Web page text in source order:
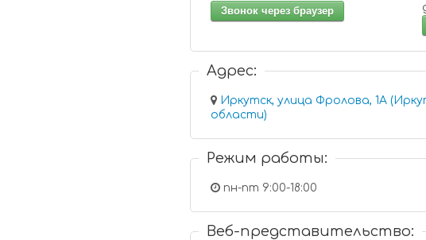
Звонок через браузер
Адрес:
Иркутск, улица Фролова, 1А
области)
Режим работы:
пн-пт 9:00-18:00
Веб-представительство: